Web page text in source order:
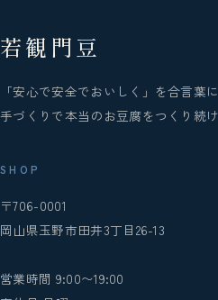
若観門豆
「安心で安全でおいしく」を合言葉
手づくりで本当のお豆腐をつくり続け
SHOP
〒706-0001
岡山県玉野市田井3丁目26-13
営業時間 9:00〜19:00